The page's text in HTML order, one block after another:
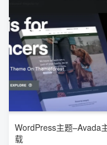
WordPress主题–Avada
载